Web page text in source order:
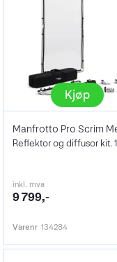
Kjøp
Reflektor og diffusor kit.
inkl. mva
9 799,-
Varenr 134284